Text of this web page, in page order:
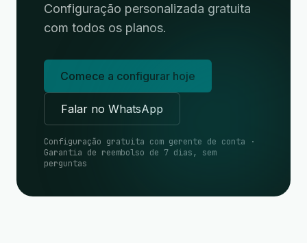
Configuração personalizada gratuita
com todos os planos.
Comece a configurar hoje
Falar no WhatsApp
Configuração gratuita com gerente de conta ·
Garantia de reembolso de 7 dias, sem
perguntas